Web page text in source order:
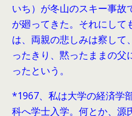
いち）が冬山のスキー事故
が廻ってきた。それにして
は、両親の悲しみは察して
ったきり、黙ったままの
ったという。
*1967、私は大学の経済学
科へ学士入学。何とか、源